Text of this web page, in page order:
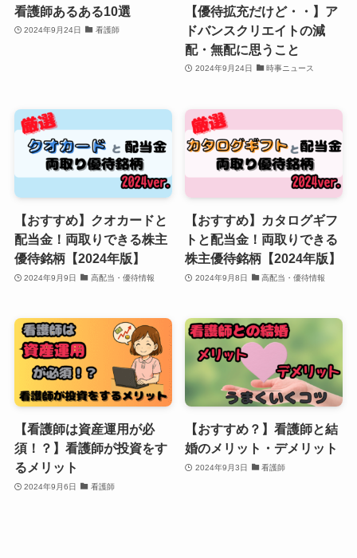
看護師あるある10選
2024年9月24日 看護師
【優待拡充だけど・・】ア
ドバンスクリエイトの減
配・無配に思うこと
2024年9月24日 時事ニュース
【おすすめ】クオカードと
配当金！両取りできる株主
優待銘柄【2024年版】
2024年9月9日 高配当・優待情報
【おすすめ】カタログギフ
トと配当金！両取りできる
株主優待銘柄【2024年版】
2024年9月8日 高配当・優待情報
【看護師は資産運用が必
須！？】看護師が投資をす
るメリット
2024年9月6日 看護師
【おすすめ？】看護師と結
婚のメリット・デメリット
2024年9月3日 看護師